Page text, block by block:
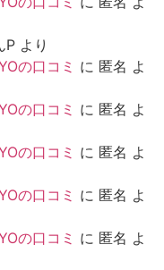
P より
の口コミ に 匿名 よ
の口コミ に 匿名 よ
の口コミ に 匿名 よ
の口コミ に 匿名 よ
の口コミ に 匿名 よ